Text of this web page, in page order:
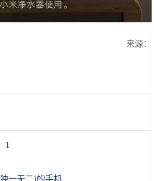
来源：
1
一无二)的手机